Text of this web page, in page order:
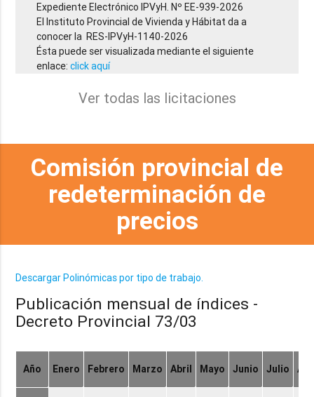
Expediente Electrónico IPVyH. Nº EE-939-2026
El Instituto Provincial de Vivienda y Hábitat da a
conocer la RES-IPVyH-1140-2026
Ésta puede ser visualizada mediante el siguiente
enlace:click aquí
Ver todas las licitaciones
Comisión provincial de
redeterminación de
precios
Descargar Polinómicas por tipo de trabajo.
Publicación mensual de índices -
Decreto Provincial 73/03
Año Enero Febrero Marzo Abril Mayo Junio Julio